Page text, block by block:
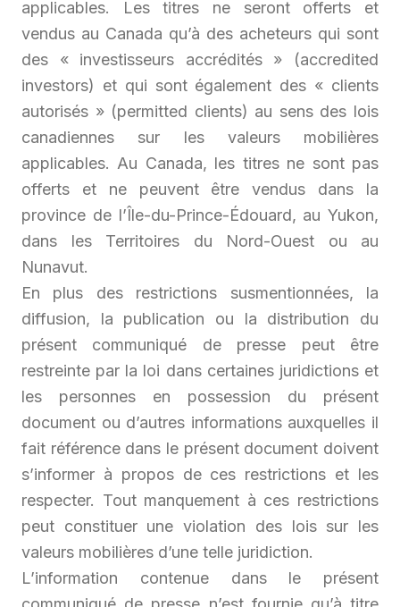
applicables. Les titres ne seront offerts et
vendus au Canada qu’à des acheteurs qui sont
des « investisseurs accrédités » (accredited
investors) et qui sont également des « clients
autorisés » (permitted clients) au sens des lois
canadiennes sur les valeurs mobilières
applicables. Au Canada, les titres ne sont pas
offerts et ne peuvent être vendus dans la
province de l’Île-du-Prince-Édouard, au Yukon,
dans les Territoires du Nord-Ouest ou au
Nunavut.
En plus des restrictions susmentionnées, la
diffusion, la publication ou la distribution du
présent communiqué de presse peut être
restreinte par la loi dans certaines juridictions et
les personnes en possession du présent
document ou d’autres informations auxquelles il
fait référence dans le présent document doivent
s’informer à propos de ces restrictions et les
respecter. Tout manquement à ces restrictions
peut constituer une violation des lois sur les
valeurs mobilières d’une telle juridiction.
L’information contenue dans le présent